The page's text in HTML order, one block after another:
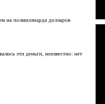
на полмиллиарда долларов
эти деньги, неизвестно: нет